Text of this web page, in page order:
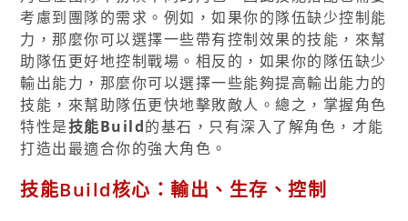
考慮到團隊的需求。例如，如果你的隊伍缺少控制能
力，那麼你可以選擇一些帶有控制效果的技能，來幫
助隊伍更好地控制戰場。相反的，如果你的隊伍缺少
輸出能力，那麼你可以選擇一些能夠提高輸出能力的
技能，來幫助隊伍更快地擊敗敵人。總之，掌握角色
特性是技能Build的基石，只有深入了解角色，才能
打造出最適合你的強大角色。
技能Build核心：輸出、生存、控制